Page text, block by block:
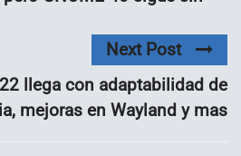
Next Post
llega con adaptabilidad de
mejoras en Wayland y mas